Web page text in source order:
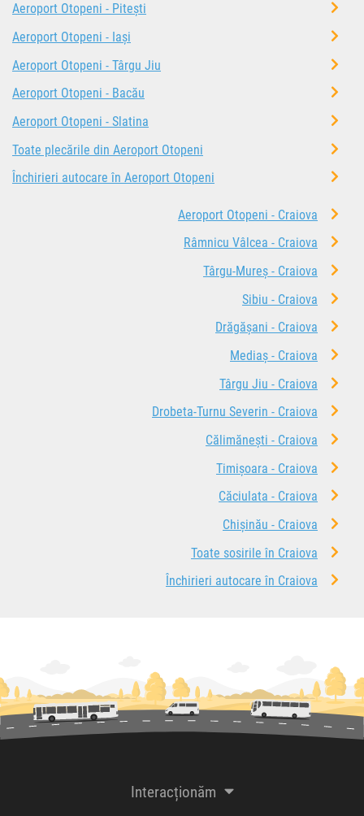
Aeroport Otopeni - Pitești
Aeroport Otopeni - Iași
Aeroport Otopeni - Târgu Jiu
Aeroport Otopeni - Bacău
Aeroport Otopeni - Slatina
Toate plecările din Aeroport Otopeni
Închirieri autocare în Aeroport Otopeni
Aeroport Otopeni - Craiova
Râmnicu Vâlcea - Craiova
Târgu-Mureș - Craiova
Sibiu - Craiova
Drăgășani - Craiova
Mediaș - Craiova
Târgu Jiu - Craiova
Drobeta-Turnu Severin - Craiova
Călimănești - Craiova
Timișoara - Craiova
Căciulata - Craiova
Chișinău - Craiova
Toate sosirile în Craiova
Închirieri autocare în Craiova
Interacționăm